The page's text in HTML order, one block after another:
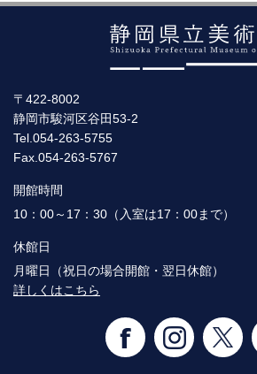
〒422-8002
静岡市駿河区谷田53-2
Tel.054-263-5755
Fax.054-263-5767
開館時間
10：00～17：30（入室は17：00まで）
休館日
月曜日（祝日の場合開館・翌日休館）
詳しくはこちら